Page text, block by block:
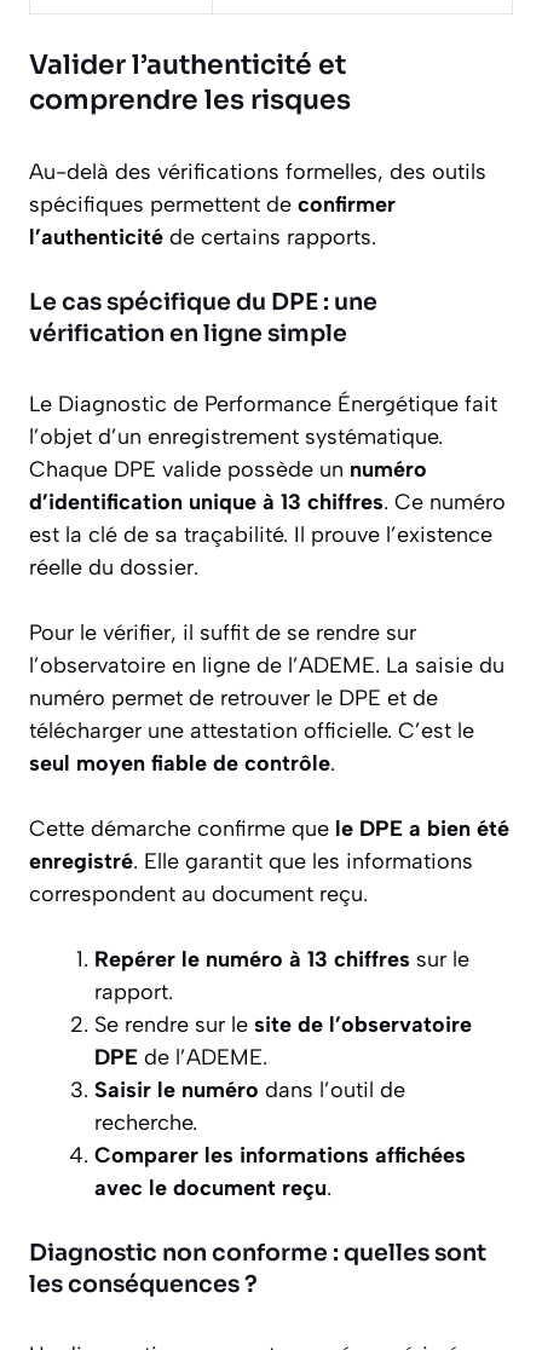
Valider l’authenticité et
comprendre les risques
Au-delà des vérifications formelles, des outils
spécifiques permettent de confirmer
l’authenticité de certains rapports.
Le cas spécifique du DPE : une
vérification en ligne simple
Le Diagnostic de Performance Énergétique fait
l’objet d’un enregistrement systématique.
Chaque DPE valide possède un numéro
d’identification unique à 13 chiffres. Ce numéro
est la clé de sa traçabilité. Il prouve l’existence
réelle du dossier.
Pour le vérifier, il suffit de se rendre sur
l’observatoire en ligne de l’ADEME. La saisie du
numéro permet de retrouver le DPE et de
télécharger une attestation officielle. C’est le
seul moyen fiable de contrôle.
Cette démarche confirme que le DPE a bien été
enregistré. Elle garantit que les informations
correspondent au document reçu.
Repérer le numéro à 13 chiffres sur le
rapport.
Se rendre sur le site de l’observatoire
DPE de l’ADEME.
Saisir le numéro dans l’outil de
recherche.
Comparer les informations affichées
avec le document reçu.
Diagnostic non conforme : quelles sont
les conséquences ?